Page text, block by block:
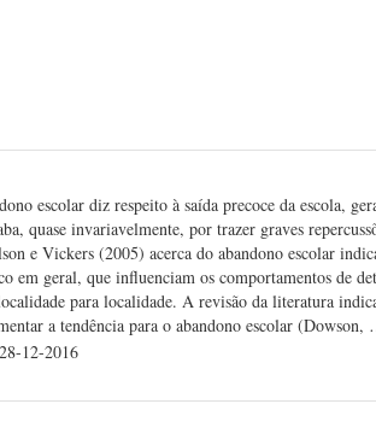
escolar diz respeito à saída precoce da escola,
quase invariavelmente, por trazer graves
e Vickers (2005) acerca do abandono escolar
em geral, que influenciam os comportamentos de
para localidade. A revisão da literatura
a tendência para o abandono escolar (Dowson,
28-12-2016